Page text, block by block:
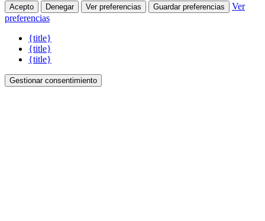
Acepto Denegar Ver preferencias Guardar preferencias
Ver
preferencias
{title}
{title}
{title}
Gestionar consentimiento